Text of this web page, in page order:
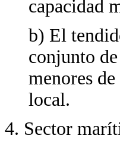
capacidad
b) El
conjunto
menores
local.
4. Sector